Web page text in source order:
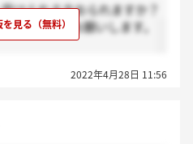
けられる方おられますか？
はホントでお願いします。
2022年4月28日 11:56